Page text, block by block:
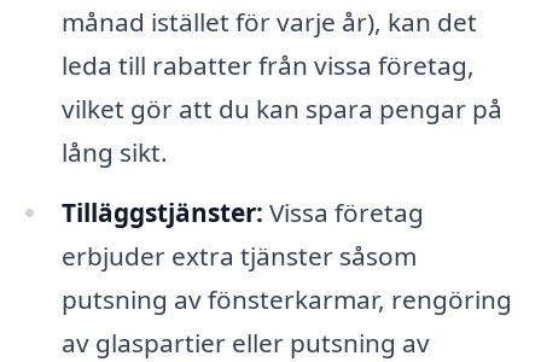
månad istället för varje år), kan det
leda till rabatter från vissa företag,
vilket gör att du kan spara pengar på
lång sikt.
Tilläggstjänster: Vissa företag
erbjuder extra tjänster såsom
putsning av fönsterkarmar, rengöring
av glaspartier eller putsning av